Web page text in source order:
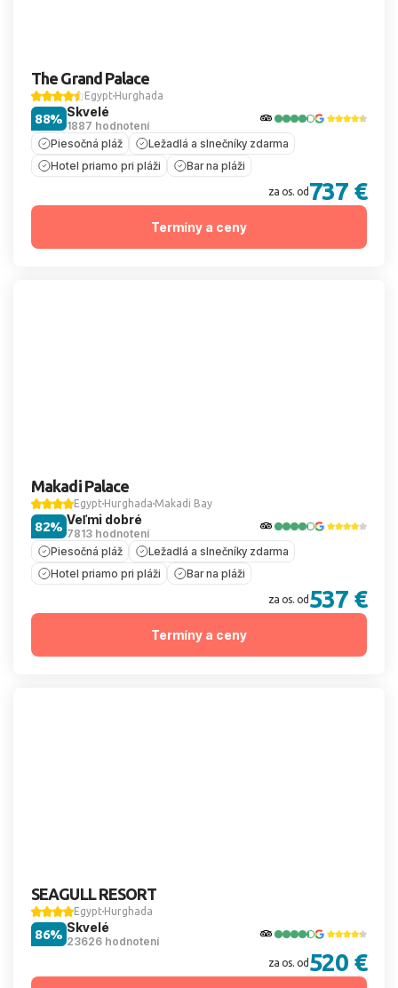
The Grand Palace
Egypt Hurghada
Skvelé
1887 hodnotení
88%
Piesočná pláž
Ležadlá a slnečníky zdarma
Hotel priamo pri pláži
Bar na pláži
za os. od 737 €
Termíny a ceny
Makadi Palace
Egypt Hurghada Makadi Bay
Veľmi dobré
7813 hodnotení
82%
Piesočná pláž
Ležadlá a slnečníky zdarma
Hotel priamo pri pláži
Bar na pláži
za os. od 537 €
Termíny a ceny
SEAGULL RESORT
Egypt Hurghada
Skvelé
23626 hodnotení
86%
za os. od 520 €